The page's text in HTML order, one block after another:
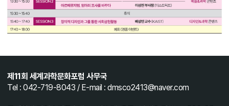
제11회 세계과학문화포럼 사무국
Tel : 042-719-8043 / E-mail : dmsco2413@naver.com